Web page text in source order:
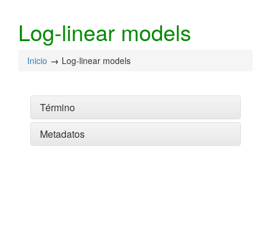
Log-linear models
Inicio Log-linear models
Término
Metadatos